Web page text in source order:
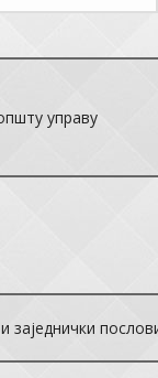
управу
заједнички